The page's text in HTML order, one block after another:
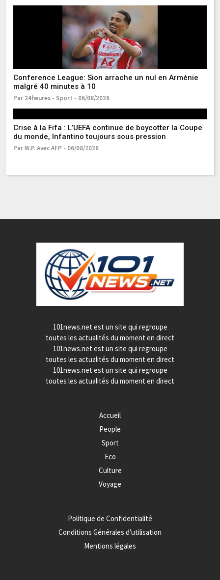
Conference League: Sion arrache un nul en Arménie
malgré 40 minutes à 10
Par 24heures - Sport - 06/08/2026
Crise à la Fifa : L’UEFA continue de boycotter la Coupe
du monde, Infantino toujours sous pression
Par W.P. Avec AFP - 06/08/2026
101news.net est un site qui regroupe
toutes les actualités du moment en direct
101news.net est un site qui regroupe
toutes les actualités du moment en direct
101news.net est un site qui regroupe
toutes les actualités du moment en direct
Accueil
People
Sport
Eco
Culture
Voyage
Politique de Confidentialité
Conditions Générales d'utilisation
Mentions légales